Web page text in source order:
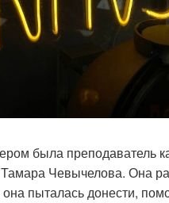
была преподаватель
Чевычелова. Она
пыталась донести,